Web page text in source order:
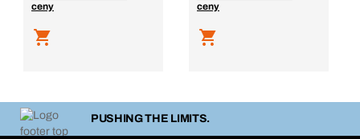
ceny
ceny
PUSHING THE LIMITS.